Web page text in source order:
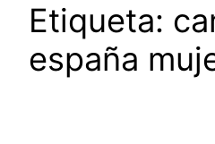
Etiqueta:
españa